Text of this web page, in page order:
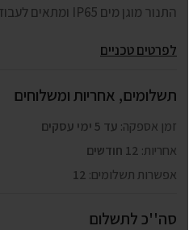
התנור מוגן מים IP65 ומתאים לעבודה בשטחים פתוחים וסגורים
לפרטים טכניים
תשלומים, אחריות ומשלוחים
זמן אספקה: עד 5 ימי עסקים
אחריות: 12 חודשים
אפשרות תשלומים: 12
סה''כ לתשלום